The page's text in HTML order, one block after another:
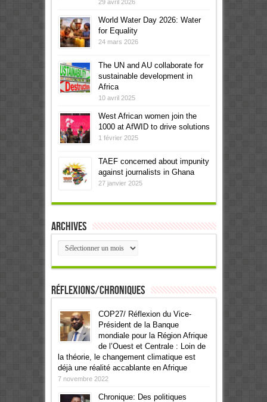
29 avril 2026
World Water Day 2026: Water
for Equality
24 mars 2026
The UN and AU collaborate for
sustainable development in
Africa
10 avril 2025
West African women join the
1000 at AfWID to drive solutions
1 février 2025
TAEF concerned about impunity
against journalists in Ghana
27 janvier 2025
Archives
Archives
Réflexions/Chroniques
COP27/ Réflexion du Vice-
Président de la Banque
mondiale pour la Région Afrique
de l’Ouest et Centrale : Loin de
la théorie, le changement climatique est
déjà une réalité accablante en Afrique
7 novembre 2022
Chronique: Des politiques